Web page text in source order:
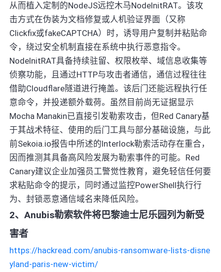
从而植入定制的NodeJS远控木马NodeInitRAT。该攻
击方式在伪装为文档修复或人机验证界面（又称
Clickfix或fakeCAPTCHA）时，诱导用户复制并粘贴命
令，绕过安全机制直接在系统中执行恶意指令。
NodeInitRAT具备持续驻留、权限枚举、域信息收集等
侦察功能，且通过HTTP与攻击者通信，通信过程往往
借助Cloudflare隧道进行掩盖。该后门还能远程执行任
意命令，并投递额外载荷。虽然目前尚无证据显示
Mocha Manakin已直接引发勒索攻击，但Red Canary基
于其战术特征、使用的后门工具与部分基础设施，与此
前Sekoia.io报告中所述的Interlock勒索活动存在重合，
因而推测其具备高风险发展为勒索事件的可能。Red
Canary建议企业加强员工警觉性教育，避免轻信任何要
求粘贴命令的提示，同时通过监控PowerShell执行行
为、封锁恶意通信域名来降低风险。
2、Anubis勒索软件将巴黎迪士尼乐园列为新受
害者
https://hackread.com/anubis-ransomware-lists-disne
yland-paris-new-victim/